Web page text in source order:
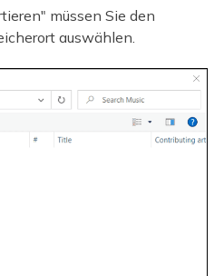
müssen Sie den
auswählen.